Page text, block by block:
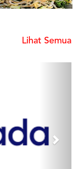
Lihat Semua